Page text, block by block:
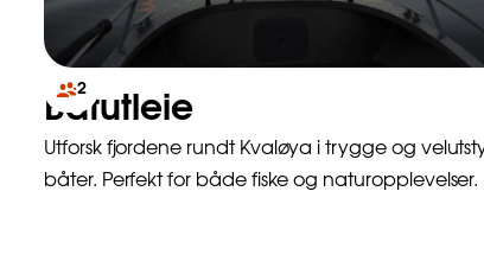
2
Båtutleie
Utforsk fjordene rundt Kvaløya i trygge og
båter. Perfekt for både fiske og naturopplevelser.